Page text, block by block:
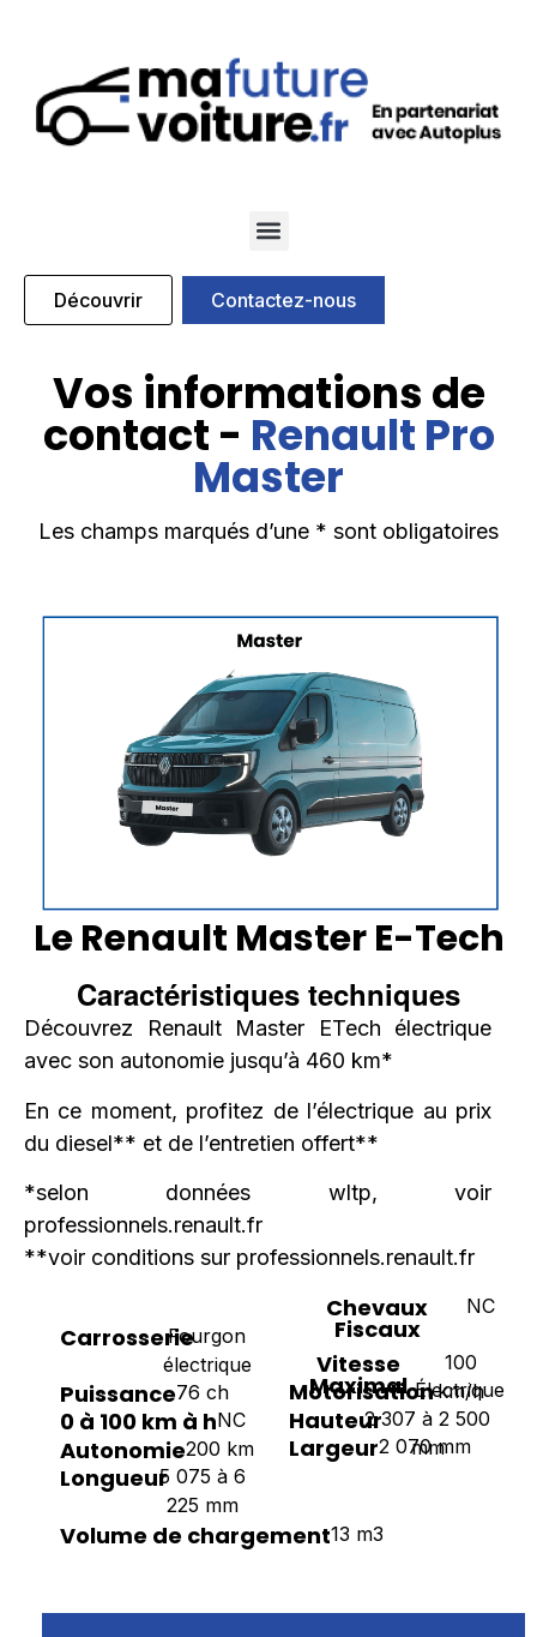
Découvrir Contactez-nous
Vos informations de
contact - Renault Pro
Master
Les champs marqués d’une * sont obligatoires
Le Renault Master E-Tech
Caractéristiques techniques
Découvrez Renault Master ETech électrique
avec son autonomie jusqu’à 460 km*
En ce moment, profitez de l’électrique au prix
du diesel** et de l’entretien offert**
*selon données wltp, voir
professionnels.renault.fr
**voir conditions sur professionnels.renault.fr
CarrosserieFourgon
électrique
Chevaux
Fiscaux
NC
Puissance76 ch
Vitesse
Maximal
100
km/h
0 à 100 km à hNC
MotorisationÉlectrique
Autonomie200 km
Hauteur2 307 à 2 500
mm
Longueur5 075 à 6
225 mm
Largeur2 070 mm
Volume de chargement13 m3